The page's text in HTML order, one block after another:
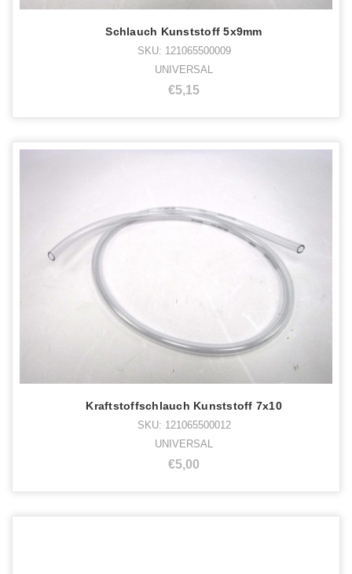
Schlauch Kunststoff 5x9mm
SKU: 121065500009
UNIVERSAL
€5,15
Kraftstoffschlauch Kunststoff 7x10
SKU: 121065500012
UNIVERSAL
€5,00